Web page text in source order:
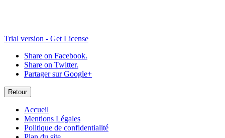
Trial version - Get License
Share on Facebook.
Share on Twitter.
Partager sur Google+
Retour
Accueil
Mentions Légales
Politique de confidentialité